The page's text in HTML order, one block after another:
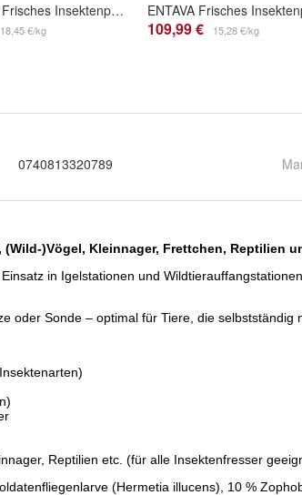
ENTAVA Frisches Insektenpüree 200g Dose - 100% Insekten, Igelfutter, Vogelfutter
18,45 €/kg 109,99 € 15,28 €/kg
0740813320789